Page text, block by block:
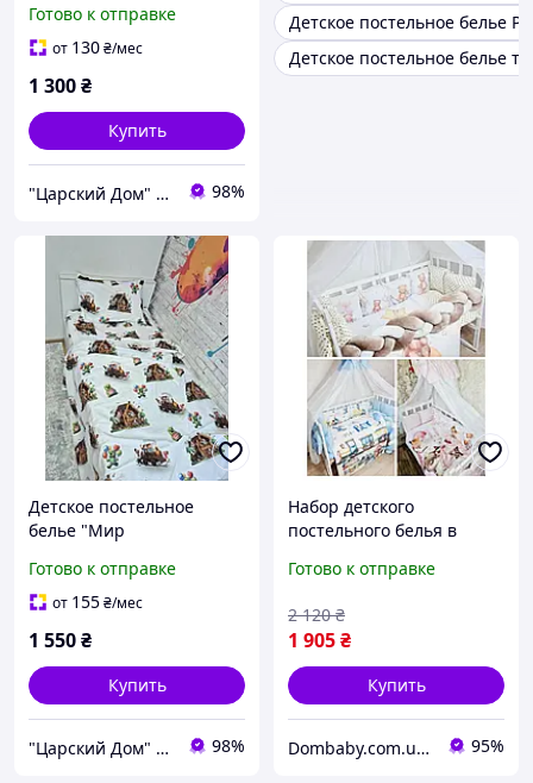
Люкс Турция" цифровая
печать
Готово к отправке
от 130₴/мес
1 300₴
Купить
"Царский Дом" - производитель постельного белья из натуральных тканей 98%
Детское постельное белье
Детское постельное белье
Детское постельное
белье "Мир
хлопок,цифровая печать
Поплин Люкс Турция"
Готово к отправке
от 155₴/мес
1 550₴
Купить
"Царский Дом" - производитель постельного белья из натуральных тканей 98%
Набор детского
постельного белья в
кроватку из 9 предметов
Готово к отправке
1 905₴
2 120 ₴
Купить
Dombaby.com.ua - интернет магазин детских товаров 95%